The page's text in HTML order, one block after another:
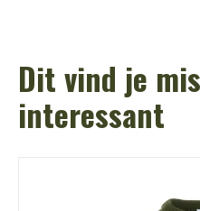
Dit vind je
interessant